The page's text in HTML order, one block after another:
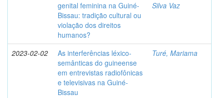
genital feminina na Guiné-
Bissau: tradição cultural ou
violação dos direitos
humanos?
Silva Vaz
2023-02-02
As interferências léxico-
semânticas do guineense
em entrevistas radiofônicas
e televisivas na Guiné-
Bissau
Turé, Mariama